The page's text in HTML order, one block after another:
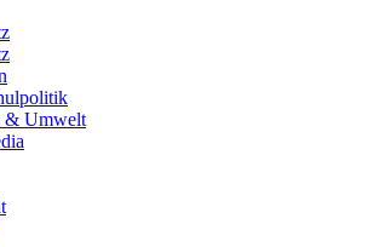
& Umwelt